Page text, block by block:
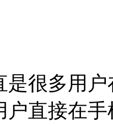
是很多用
户直接在